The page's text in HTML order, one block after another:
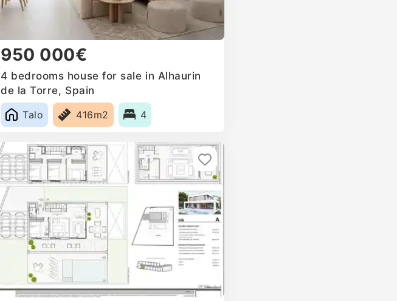
950 000€
4 bedrooms house for sale in Alhaurin
de la Torre, Spain
Talo
416m2 4